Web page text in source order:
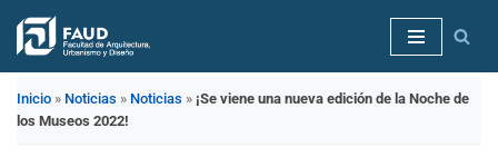
Saltar
contenido
Inicio » Noticias » Noticias » ¡Se viene una nueva edición de la Noche de
los Museos 2022!